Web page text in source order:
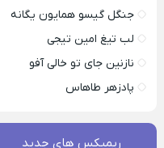
جنگل گیسو همایون یگانه
لب تیغ امین تیجی
نازنین جای تو خالی آفو
پادزهر طاهاس
ریمیکس های جدید